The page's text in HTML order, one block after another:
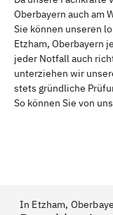
Schweinfurt
Freising
Oberbayern auch am
Sie können unseren
Etzham, Oberbayern
jeder Notfall auch
unterziehen wir
stets gründliche
So können Sie von
In Etzham,